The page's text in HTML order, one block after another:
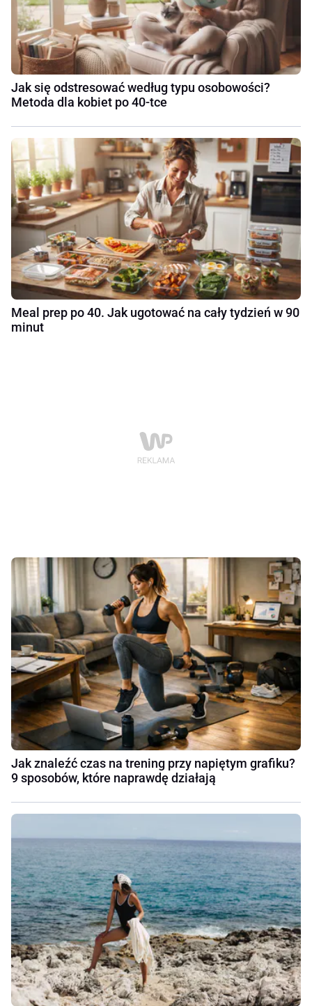
Jak się odstresować według typu osobowości?
Metoda dla kobiet po 40-tce
Meal prep po 40. Jak ugotować na cały tydzień w 90
minut
Jak znaleźć czas na trening przy napiętym grafiku?
9 sposobów, które naprawdę działają